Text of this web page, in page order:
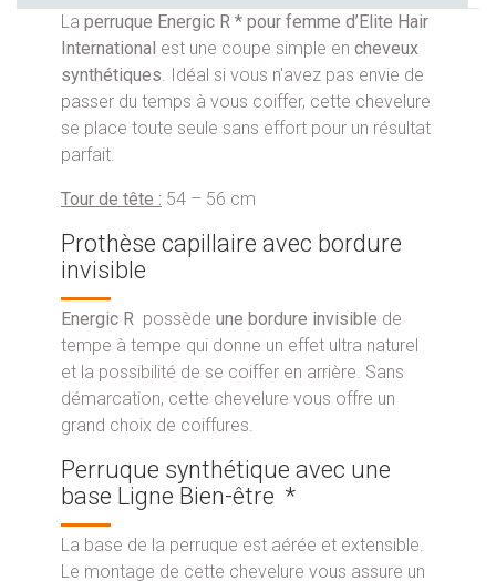
La perruque Energic R * pour femme d’Elite Hair
International est une coupe simple en cheveux
synthétiques . Idéal si vous n'avez pas envie de
passer du temps à vous coiffer, cette chevelure
se place toute seule sans effort pour un résultat
parfait.
Tour de tête : 54 – 56 cm
Prothèse capillaire avec bordure
invisible
Energic R possède une bordure invisible de
tempe à tempe qui donne un effet ultra naturel
et la possibilité de se coiffer en arrière. Sans
démarcation, cette chevelure vous offre un
grand choix de coiffures.
Perruque synthétique avec une
base Ligne Bien-être *
La base de la perruque est aérée et extensible.
Le montage de cette chevelure vous assure un